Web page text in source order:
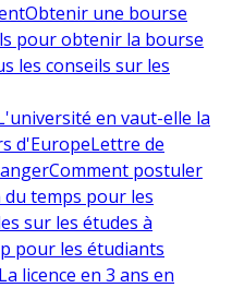
Obtenir une bourse
pour obtenir la bourse
les conseils sur les
en vaut-elle la
d'EuropeLettre de
Comment postuler
du temps pour les
sur les études à
pour les étudiants
La licence en 3 ans en